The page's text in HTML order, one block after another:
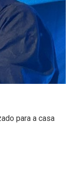
para a casa